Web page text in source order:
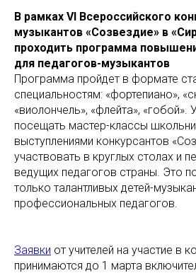
В рамках VI Всероссийского
музыкантов «Созвездие» в
проходить программа
для педагогов-музыкантов
Программа пройдет в формате
специальностям: «фортепиано»,
«виолончель», «флейта», «гобой».
посещать мастер-классы
выступлениями конкурсантов
участвовать в круглых столах и
ведущих педагогов страны. Это
только талантливых детей-
профессиональных педагогов.
Заявки от учителей на участие в
принимаются до 1 марта